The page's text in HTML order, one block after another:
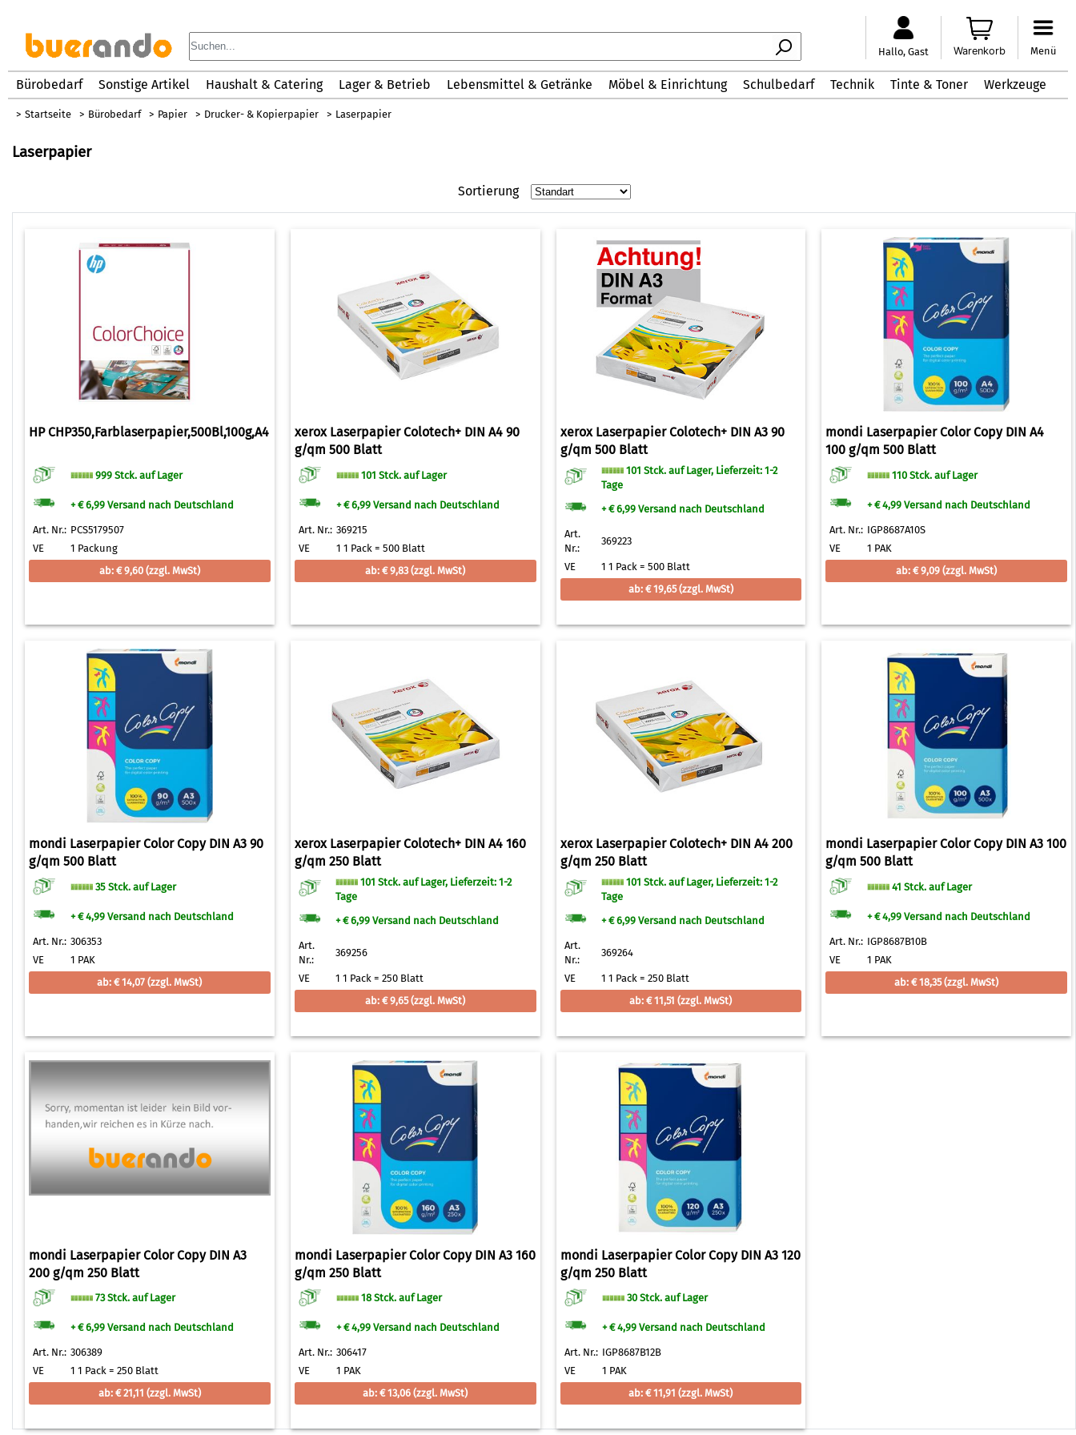
Hallo, Gast Warenkorb Menü
Bürobedarf Sonstige Artikel Haushalt & Catering Lager & Betrieb Lebensmittel & Getränke Möbel & Einrichtung Schulbedarf Technik Tinte & Toner Werkzeuge
Startseite Bürobedarf Papier Drucker- & Kopierpapier Laserpapier
Laserpapier
Sortierung
HP CHP350,Farblaserpapier,500Bl,100g,A4
999 Stck. auf Lager
+ € 6,99 Versand nach Deutschland
Art. Nr.: PCS5179507
VE
1 Packung
ab: € 9,60 (zzgl. MwSt)
xerox Laserpapier Colotech+ DIN A4 90
g/qm 500 Blatt
101 Stck. auf Lager
+ € 6,99 Versand nach Deutschland
Art. Nr.: 369215
VE
1 1 Pack = 500 Blatt
ab: € 9,83(zzgl. MwSt)
xerox Laserpapier Colotech+ DIN A3 90
g/qm 500 Blatt
101 Stck. auf Lager, Lieferzeit: 1-2
Tage
+ € 6,99 Versand nach Deutschland
Art.
Nr.:
369223
VE
1 1 Pack = 500 Blatt
ab: € 19,65(zzgl. MwSt)
mondi Laserpapier Color Copy DIN A4
100 g/qm 500 Blatt
110 Stck. auf Lager
+ € 4,99 Versand nach Deutschland
Art. Nr.: IGP8687A10S
VE
1 PAK
ab: € 9,09(zzgl. MwSt)
mondi Laserpapier Color Copy DIN A3 90
g/qm 500 Blatt
35 Stck. auf Lager
+ € 4,99 Versand nach Deutschland
Art. Nr.: 306353
VE
1 PAK
ab: € 14,07(zzgl. MwSt)
xerox Laserpapier Colotech+ DIN A4 160
g/qm 250 Blatt
101 Stck. auf Lager, Lieferzeit: 1-2
Tage
+ € 6,99 Versand nach Deutschland
Art.
Nr.:
369256
VE
1 1 Pack = 250 Blatt
ab: € 9,65(zzgl. MwSt)
xerox Laserpapier Colotech+ DIN A4 200
g/qm 250 Blatt
101 Stck. auf Lager, Lieferzeit: 1-2
Tage
+ € 6,99 Versand nach Deutschland
Art.
Nr.:
369264
VE
1 1 Pack = 250 Blatt
ab: € 11,51(zzgl. MwSt)
mondi Laserpapier Color Copy DIN A3 100
g/qm 500 Blatt
41 Stck. auf Lager
+ € 4,99 Versand nach Deutschland
Art. Nr.: IGP8687B10B
VE
1 PAK
ab: € 18,35(zzgl. MwSt)
mondi Laserpapier Color Copy DIN A3
200 g/qm 250 Blatt
73 Stck. auf Lager
+ € 6,99 Versand nach Deutschland
Art. Nr.: 306389
VE
1 1 Pack = 250 Blatt
ab: € 21,11 (zzgl. MwSt)
mondi Laserpapier Color Copy DIN A3 160
g/qm 250 Blatt
18 Stck. auf Lager
+ € 4,99 Versand nach Deutschland
Art. Nr.: 306417
VE
1 PAK
ab: € 13,06(zzgl. MwSt)
mondi Laserpapier Color Copy DIN A3 120
g/qm 250 Blatt
30 Stck. auf Lager
+ € 4,99 Versand nach Deutschland
Art. Nr.: IGP8687B12B
VE
1 PAK
ab: € 11,91(zzgl. MwSt)